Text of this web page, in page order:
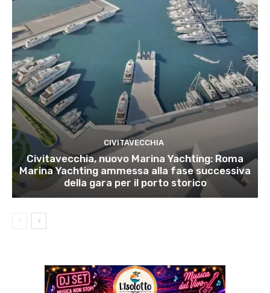
CIVITAVECCHIA
Civitavecchia, nuovo Marina Yachting: Roma
Marina Yachting ammessa alla fase successiva
della gara per il porto storico